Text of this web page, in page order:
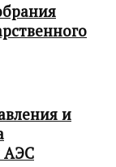
и
АЭС